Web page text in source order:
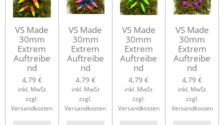
VS Made
30mm
Extrem
Auftreibe
nd
4,79 €
inkl. MwSt
zzgl.
Versandkosten
VS Made
30mm
Extrem
Auftreibe
nd
4,79 €
inkl. MwSt
zzgl.
Versandkosten
VS Made
30mm
Extrem
Auftreibe
nd
4,79 €
inkl. MwSt
zzgl.
Versandkosten
VS Made
30mm
Extrem
Auftreibe
nd
4,79 €
inkl. MwSt
zzgl.
Versandkosten